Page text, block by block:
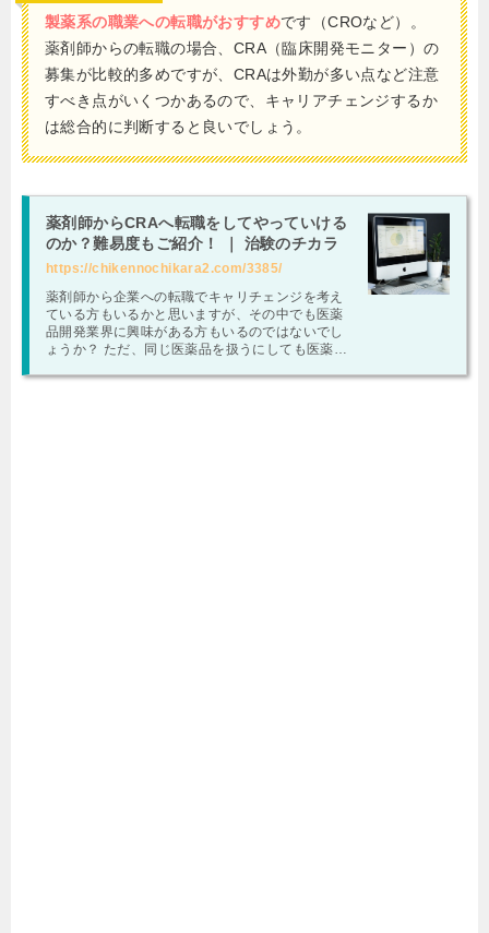
製薬系の職業への転職がおすすめです（CROなど）。
薬剤師からの転職の場合、CRA（臨床開発モニター）の
募集が比較的多めですが、CRAは外勤が多い点など注意
すべき点がいくつかあるので、キャリアチェンジするか
は総合的に判断すると良いでしょう。
薬剤師からCRAへ転職をしてやっていける
のか？難易度もご紹介！ ｜ 治験のチカラ
https://chikennochikara2.com/3385/
薬剤師から企業への転職でキャリチェンジを考え
ている方もいるかと思いますが、その中でも医薬
品開発業界に興味がある方もいるのではないでし
ょうか？ ただ、同じ医薬品を扱うにしても医薬品
面や労働環境なども気になるところですよね。 そ